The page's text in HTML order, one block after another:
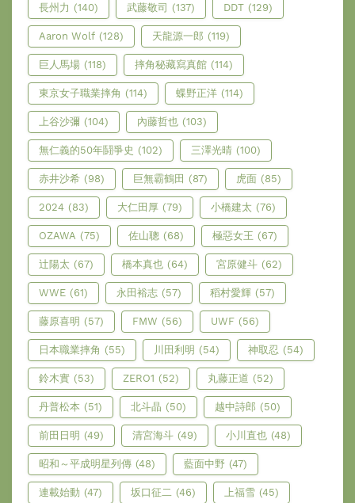
長州力 (140) 武藤敬司 (137) DDT (129)
Aaron Wolf (128) 天龍源一郎 (119)
巨人馬場 (118) 摔角秘藏寫真館 (114)
東京女子職業摔角 (114) 蝶野正洋 (114)
上谷沙彌 (104) 內藤哲也 (103)
無仁義的50年鬪爭史 (102) 三澤光晴 (100)
赤井沙希 (98) 巨無霸鶴田 (87) 虎面 (85)
2024 (83) 大仁田厚 (79) 小橋建太 (76)
OZAWA (75) 佐山聰 (68) 極惡女王 (67)
辻陽太 (67) 橋本真也 (64) 宮原健斗 (62)
WWE (61) 永田裕志 (57) 稻村愛輝 (57)
藤原喜明 (57) FMW (56) UWF (56)
日本職業摔角 (55) 川田利明 (54) 神取忍 (54)
鈴木實 (53) ZERO1 (52) 丸藤正道 (52)
丹普松本 (51) 北斗晶 (50) 越中詩郎 (50)
前田日明 (49) 清宮海斗 (49) 小川直也 (48)
昭和～平成明星列傳 (48) 藍面中野 (47)
連載始動 (47) 坂口征二 (46) 上福雪 (45)